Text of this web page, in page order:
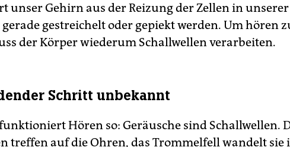
unser Gehirn aus der Reizung der Zellen in
gestreichelt oder gepiekt werden. Um hören
der Körper wiederum Schallwellen verarbeiten.
Schritt unbekannt
Hören so: Geräusche sind Schallwellen.
treffen auf die Ohren, das Trommelfell wandelt sie